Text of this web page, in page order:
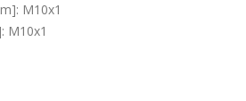
M10x1
M10x1